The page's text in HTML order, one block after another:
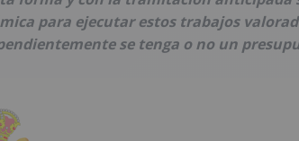
para ejecutar estos trabajos
se tenga o no un